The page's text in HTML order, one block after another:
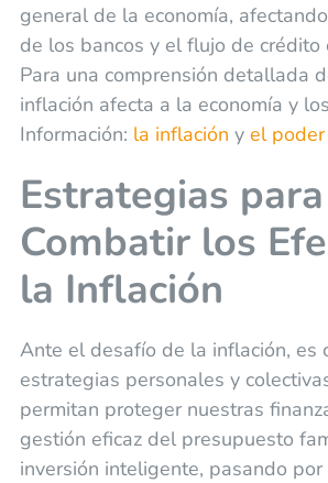
general de la economía,
de los bancos y el flujo de crédito
Para una comprensión detallada
inflación afecta a la economía y
Información: la inflación y el
Estrategias para
Combatir los
la Inflación
Ante el desafío de la inflación, es
estrategias personales y
permitan proteger nuestras
gestión eficaz del presupuesto
inversión inteligente, pasando por